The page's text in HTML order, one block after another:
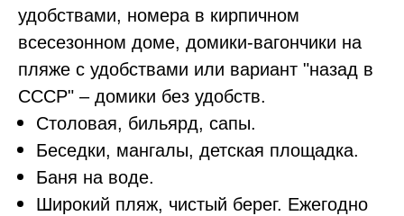
удобствами, номера в кирпичном
всесезонном доме, домики-вагончики на
пляже с удобствами или вариант "назад в
СССР" – домики без удобств.
Столовая, бильярд, сапы.
Беседки, мангалы, детская площадка.
Баня на воде.
Широкий пляж, чистый берег. Ежегодно